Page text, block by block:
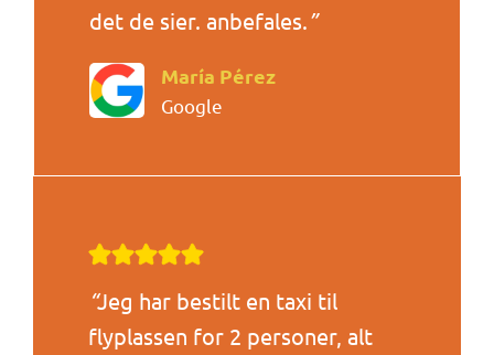
det de sier. anbefales.”
María Pérez
Google
“Jeg har bestilt en taxi til
flyplassen for 2 personer, alt